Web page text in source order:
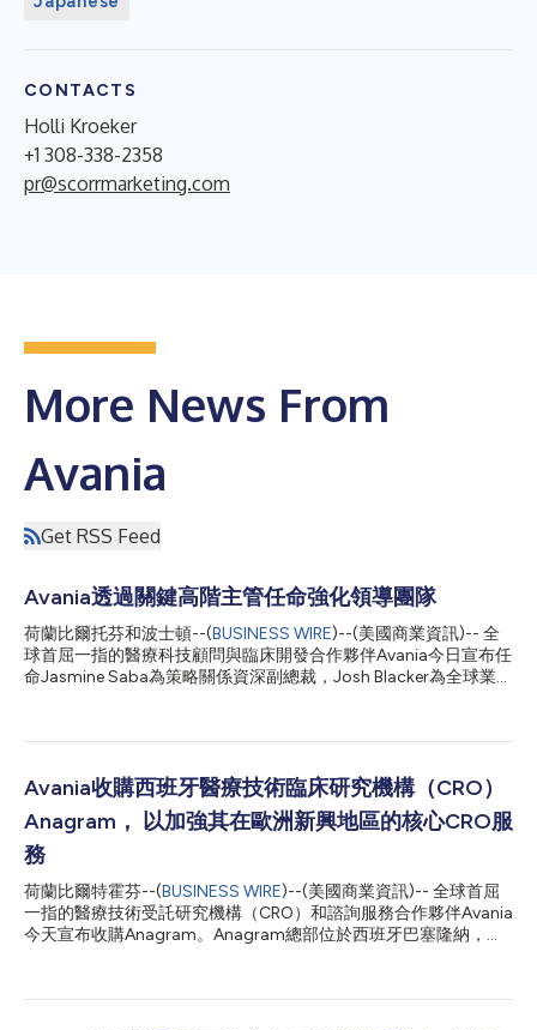
CONTACTS
Holli Kroeker
+1 308-338-2358
pr@scorrmarketing.com
More News From
Avania
Get RSS Feed
Avania透過關鍵高階主管任命強化領導團隊
荷蘭比爾托芬和波士頓--(BUSINESS WIRE)--(美國商業資訊)-- 全
球首屈一指的醫療科技顧問與臨床開發合作夥伴Avania今日宣布任
命Jasmine Saba為策略關係資深副總裁，Josh Blacker為全球業務
合作夥伴關係，以此支援Avania的發展。隨著這些客戶越來越依賴
可重複且可擴充的解決方案。憑藉在研發、臨床營運和銷售方面的
豐富經驗，Saba在建立長期策略性合作夥伴關係以及根據緊迫的
市場需求協助合作夥伴進行業務調整方面具有成功的過往記錄。
Blacker加入公司擔任全球業務發展資深副總裁 Blacker將負責領導
Avania在北美、歐洲和亞太三大地區的全球業務發展團隊，重點關
注處於各個發展階段的醫療科技公司。Blacker在Chiltern、
Worldwide Clinical Trials和Evestia Clinical累積了豐富的經驗，曾
成功建構強大的業務發展計畫，他...
Avania收購西班牙醫療技術臨床研究機構（CRO）
Anagram， 以加強其在歐洲新興地區的核心CRO服
務
荷蘭比爾特霍芬--(BUSINESS WIRE)--(美國商業資訊)-- 全球首屈
一指的醫療技術受託研究機構（CRO）和諮詢服務合作夥伴Avania
今天宣布收購Anagram。Anagram總部位於西班牙巴塞隆納，是
於1998年，為客戶提供全方位的CRO服務，包括診斷影像核心實